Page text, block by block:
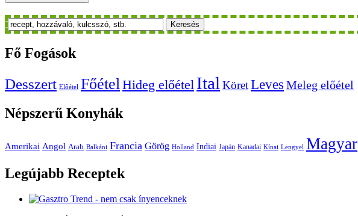
Keresés
Fő Fogások
Desszert Előétel FőételHideg előétel Ital KöretLeves Meleg előétel
Népszerű Konyhák
Amerikai Angol Arab Balkáni Francia Görög Holland Indiai Japán Kanadai Kínai Lengyel Magyar
Legújabb Receptek